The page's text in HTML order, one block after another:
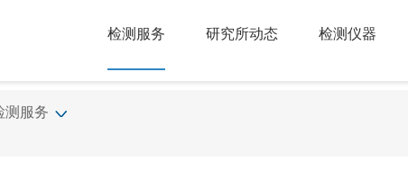
检测服务 研究所动态 检测仪器
测服务